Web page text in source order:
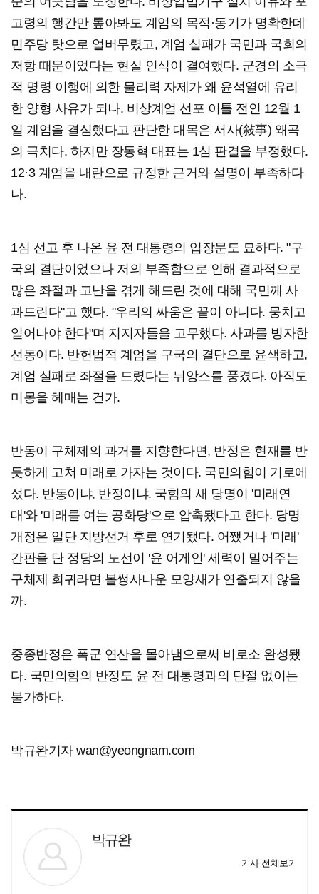
고령의 행간만 톺아봐도 계엄의 목적·동기가 명확한데
민주당 탓으로 얼버무렸고, 계엄 실패가 국민과 국회의
저항 때문이었다는 현실 인식이 결여했다. 군경의 소극
적 명령 이행에 의한 물리력 자제가 왜 윤석열에 유리
한 양형 사유가 되나. 비상계엄 선포 이틀 전인 12월 1
일 계엄을 결심했다고 판단한 대목은 서사(敍事) 왜곡
의 극치다. 하지만 장동혁 대표는 1심 판결을 부정했다.
12·3 계엄을 내란으로 규정한 근거와 설명이 부족하다
나.
1심 선고 후 나온 윤 전 대통령의 입장문도 묘하다. "구
국의 결단이었으나 저의 부족함으로 인해 결과적으로
많은 좌절과 고난을 겪게 해드린 것에 대해 국민께 사
과드린다"고 했다. "우리의 싸움은 끝이 아니다. 뭉치고
일어나야 한다"며 지지자들을 고무했다. 사과를 빙자한
선동이다. 반헌법적 계엄을 구국의 결단으로 윤색하고,
계엄 실패로 좌절을 드렸다는 뉘앙스를 풍겼다. 아직도
미몽을 헤매는 건가.
반동이 구체제의 과거를 지향한다면, 반정은 현재를 반
듯하게 고쳐 미래로 가자는 것이다. 국민의힘이 기로에
섰다. 반동이냐, 반정이냐. 국힘의 새 당명이 '미래연
대'와 '미래를 여는 공화당'으로 압축됐다고 한다. 당명
개정은 일단 지방선거 후로 연기됐다. 어쨌거나 '미래'
간판을 단 정당의 노선이 '윤 어게인' 세력이 밀어주는
구체제 회귀라면 볼썽사나운 모양새가 연출되지 않을
까.
중종반정은 폭군 연산을 몰아냄으로써 비로소 완성됐
다. 국민의힘의 반정도 윤 전 대통령과의 단절 없이는
불가하다.
박규완기자 wan@yeongnam.com
박규완
기사 전체보기